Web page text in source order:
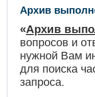
Архив
«Архив
вопросов и
нужной Вам
для поиска
запроса.